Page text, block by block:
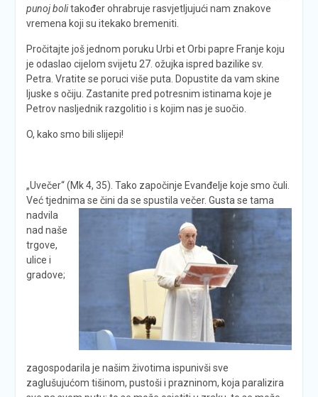
punoj bolitakođer ohrabruje rasvjetljujući nam znakove
vremena koji su itekako bremeniti.
Pročitajte još jednom poruku Urbi et Orbi papre Franje koju
je odaslao cijelom svijetu 27. ožujka ispred bazilike sv.
Petra. Vratite se poruci više puta. Dopustite da vam skine
ljuske s očiju. Zastanite pred potresnim istinama koje je
Petrov nasljednik razgolitio i s kojim nas je suočio.
O, kako smo bili slijepi!
„Uvečer“ (Mk 4, 35). Tako započinje Evanđelje koje smo čuli.
Već tjednima se čini da se spustila večer. Gusta se tama
nadvila
nad naše
trgove,
ulice i
gradove;
zagospodarila je našim životima ispunivši sve
zaglušujućom tišinom, pustoši i prazninom, koja paralizira